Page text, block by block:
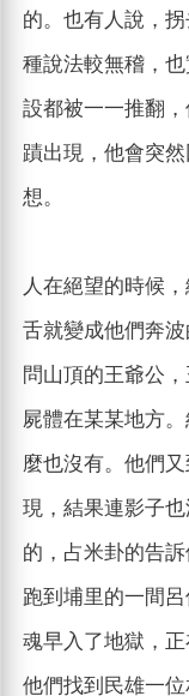
的。也有人說，
種說法較無稽，
設都被一一推翻
蹟出現，他會突
想。
人在絕望的時候
舌就變成他們奔
問山頂的王爺公
屍體在某某地方
麼也沒有。他們
現，結果連影子
的，占米卦的告
跑到埔里的一間
魂早入了地獄，正
他們找到民雄一